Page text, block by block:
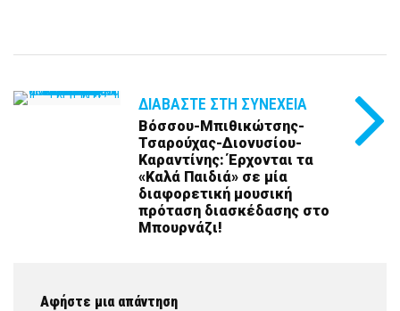
ΔΙΑΒΆΣΤΕ ΣΤΗ ΣΥΝΈΧΕΙΑ
Bόσσου-Μπιθικώτσης-
Τσαρούχας-Διονυσίου-
Καραντίνης: Έρχονται τα
«Καλά Παιδιά» σε μία
διαφορετική μουσική
πρόταση διασκέδασης στο
Μπουρνάζι!
Αφήστε μια απάντηση